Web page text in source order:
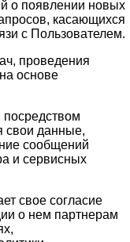
о появлении новых
касающихся
с Пользователем.
проведения
основе
свои данные,
сообщений
и сервисных
свое согласие
о нем партнерам